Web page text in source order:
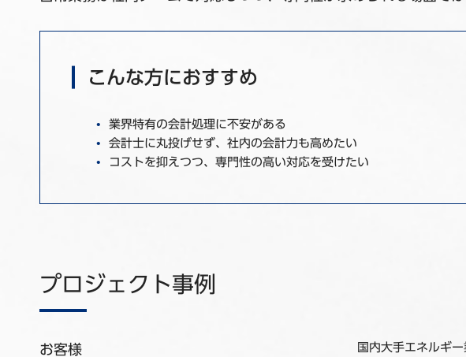
こんな方におすすめ
業界特有の会計処理に不安がある
会計士に丸投げせず、社内の会計力も高めたい
コストを抑えつつ、専門性の高い対応を受けたい
プロジェクト事例
お客様 国内大手エネルギ